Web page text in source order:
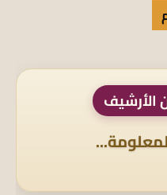
الأرشيف